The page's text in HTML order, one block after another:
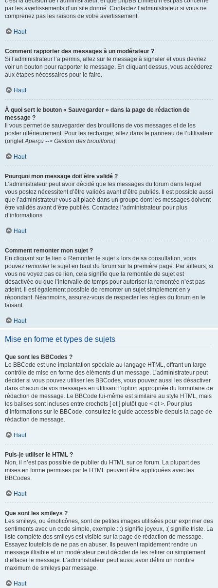
par les avertissements d’un site donné. Contactez l’administrateur si vous ne
comprenez pas les raisons de votre avertissement.
Haut
Comment rapporter des messages à un modérateur ?
Si l’administrateur l’a permis, allez sur le message à signaler et vous devriez
voir un bouton pour rapporter le message. En cliquant dessus, vous accéderez
aux étapes nécessaires pour le faire.
Haut
À quoi sert le bouton « Sauvegarder » dans la page de rédaction de
message ?
Il vous permet de sauvegarder des brouillons de vos messages et de les
poster ultérieurement. Pour les recharger, allez dans le panneau de l’utilisateur
(ongletAperçu --> Gestion des brouillons).
Haut
Pourquoi mon message doit être validé ?
L’administrateur peut avoir décidé que les messages du forum dans lequel
vous postez nécessitent d’être validés avant d’être publiés. Il est possible aussi
que l’administrateur vous ait placé dans un groupe dont les messages doivent
être validés avant d’être publiés. Contactez l’administrateur pour plus
d’informations.
Haut
Comment remonter mon sujet ?
En cliquant sur le lien « Remonter le sujet » lors de sa consultation, vous
pouvez remonterle sujet en haut du forum sur la première page. Par ailleurs, si
vous ne voyez pas ce lien, cela signifie que la remontée de sujet est
désactivée ou que l’intervalle de temps pour autoriser la remontée n’est pas
atteint. Il est également possible de remonter un sujet simplement en y
répondant. Néanmoins, assurez-vous de respecter les règles du forum en le
faisant.
Haut
Mise en forme et types de sujets
Que sont les BBCodes ?
Le BBCode est une implantation spéciale au langage HTML, offrant un large
contrôle de mise en forme des éléments d’un message. L’administrateur peut
décider si vous pouvez utiliser les BBCodes, vous pouvez aussi les désactiver
dans chacun de vos messages en utilisant l’option appropriée du formulaire de
rédaction de message. Le BBCode lui-même est similaire au style HTML, mais
les balises sont incluses entre crochets [ et ] plutôt que < et >. Pour plus
d’informations sur le BBCode, consultez le guide accessible depuis la page de
rédaction de message.
Haut
Puis-je utiliser le HTML ?
Non, il n’est pas possible de publier du HTML sur ce forum. La plupart des
mises en forme permises par le HTML peuvent être appliquées avec les
BBCodes.
Haut
Que sont les smileys ?
Les smileys, ou émoticônes, sont de petites images utilisées pour exprimer des
sentiments avec un code simple, exemple : :) signifie joyeux, :( signifie triste. La
liste complète des smileys est visible sur la page de rédaction de message.
Essayez toutefois de ne pas en abuser. Ils peuvent rapidement rendre un
message illisible et un modérateur peut décider de les retirer ou simplement
d’effacer le message. L’administrateur peut aussi avoir défini un nombre
maximum de smileys par message.
Haut